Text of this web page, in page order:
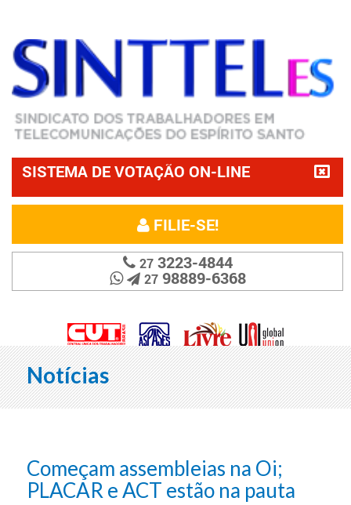
SISTEMA DE VOTAÇÃO ON-LINE
FILIE-SE!
273223-4844
2798889-6368
Notícias
Começam assembleias na Oi;
PLACAR e ACT estão na pauta